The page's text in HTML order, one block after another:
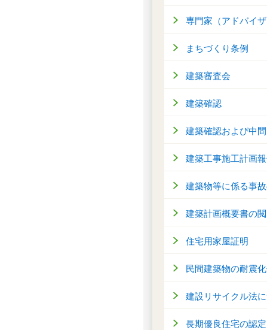
専門家（アドバイ
まちづくり条例
建築審査会
建築確認
建築確認および中
建築工事施工計画
建築物等に係る事
建築計画概要書の
住宅用家屋証明
民間建築物の耐震
建設リサイクル法
長期優良住宅の認